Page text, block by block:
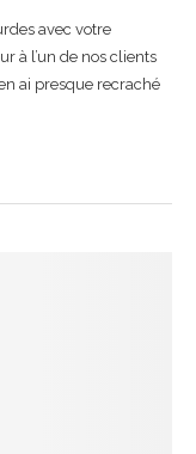
avec votre
à l’un de nos clients
ai presque recraché